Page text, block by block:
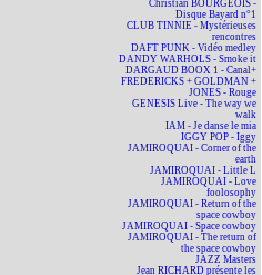
Christian BOURGEOIS -
Disque Bayard n°1
CLUB TINNIE - Mystérieuses
rencontres
DAFT PUNK - Vidéo medley
DANDY WARHOLS - Smoke it
DARGAUD BOOX 1 - Canal+
FREDERICKS + GOLDMAN +
JONES - Rouge
GENESIS Live - The way we
walk
IAM - Je danse le mia
IGGY POP - Iggy
JAMIROQUAI - Corner of the
earth
JAMIROQUAI - Little L
JAMIROQUAI - Love
foolosophy
JAMIROQUAI - Return of the
space cowboy
JAMIROQUAI - Space cowboy
JAMIROQUAI - The return of
the space cowboy
JAZZ Masters
Jean RICHARD présente les